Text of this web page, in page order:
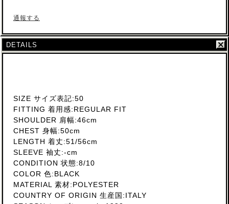
通報する
DETAILS
SIZE サイズ表記:50
FITTING 着用感:REGULAR FIT
SHOULDER 肩幅:46cm
CHEST 身幅:50cm
LENGTH 着丈:51/56cm
SLEEVE 袖丈:-cm
CONDITION 状態:8/10
COLOR 色:BLACK
MATERIAL 素材:POLYESTER
COUNTRY OF ORIGIN 生産国:ITALY